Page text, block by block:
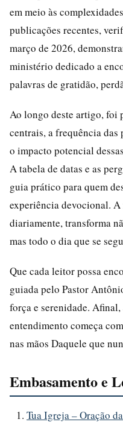
em meio às
publicações recentes,
março de 2026,
ministério dedicado a
palavras de gratidão,
Ao longo deste artigo, foi
centrais, a frequência das
o impacto potencial
A tabela de datas e as
guia prático para quem
experiência devocional.
diariamente, transforma
mas todo o dia que se
Que cada leitor possa
guiada pelo Pastor
força e serenidade.
entendimento começa
nas mãos Daquele que
Embasamento e
Tua Igreja – Oração